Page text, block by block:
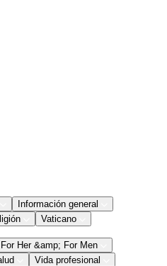
Información general
Vaticano
For Her &amp; For Men
Vida profesional